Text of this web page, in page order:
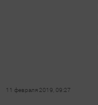
11 февраля 2019, 09:27